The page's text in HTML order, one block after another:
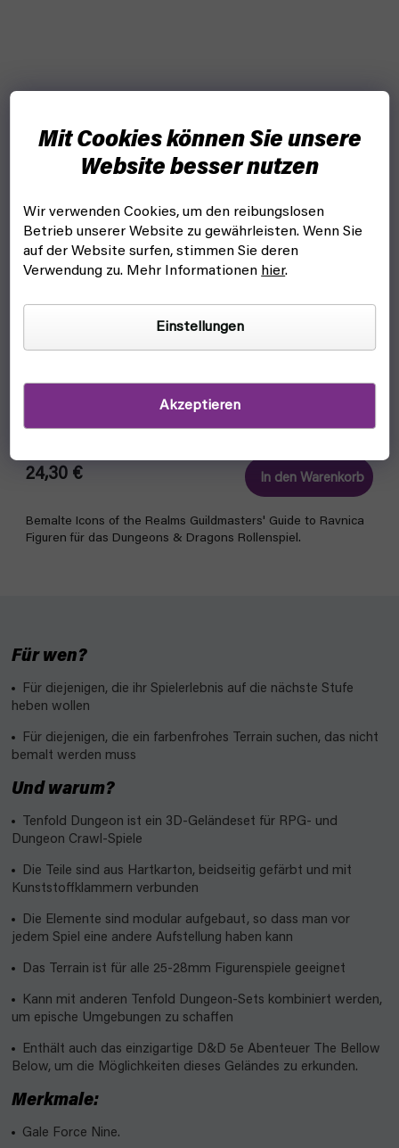
Mit Cookies können Sie unsere
Website besser nutzen
Wir verwenden Cookies, um den reibungslosen
Betrieb unserer Website zu gewährleisten. Wenn Sie
auf der Website surfen, stimmen Sie deren
Verwendung zu. Mehr Informationen hier.
Einstellungen
Akzeptieren
24,30 € In den Warenkorb
Bemalte Icons of the Realms Guildmasters' Guide to Ravnica
Figuren für das Dungeons & Dragons Rollenspiel.
Für wen?
Für diejenigen, die ihr Spielerlebnis auf die nächste Stufe
heben wollen
Für diejenigen, die ein farbenfrohes Terrain suchen, das nicht
bemalt werden muss
Und warum?
Tenfold Dungeon ist ein 3D-Geländeset für RPG- und
Dungeon Crawl-Spiele
Die Teile sind aus Hartkarton, beidseitig gefärbt und mit
Kunststoffklammern verbunden
Die Elemente sind modular aufgebaut, so dass man vor
jedem Spiel eine andere Aufstellung haben kann
Das Terrain ist für alle 25-28mm Figurenspiele geeignet
Kann mit anderen Tenfold Dungeon-Sets kombiniert werden,
um epische Umgebungen zu schaffen
Enthält auch das einzigartige D&D 5e Abenteuer The Bellow
Below, um die Möglichkeiten dieses Geländes zu erkunden.
Merkmale:
Gale Force Nine.